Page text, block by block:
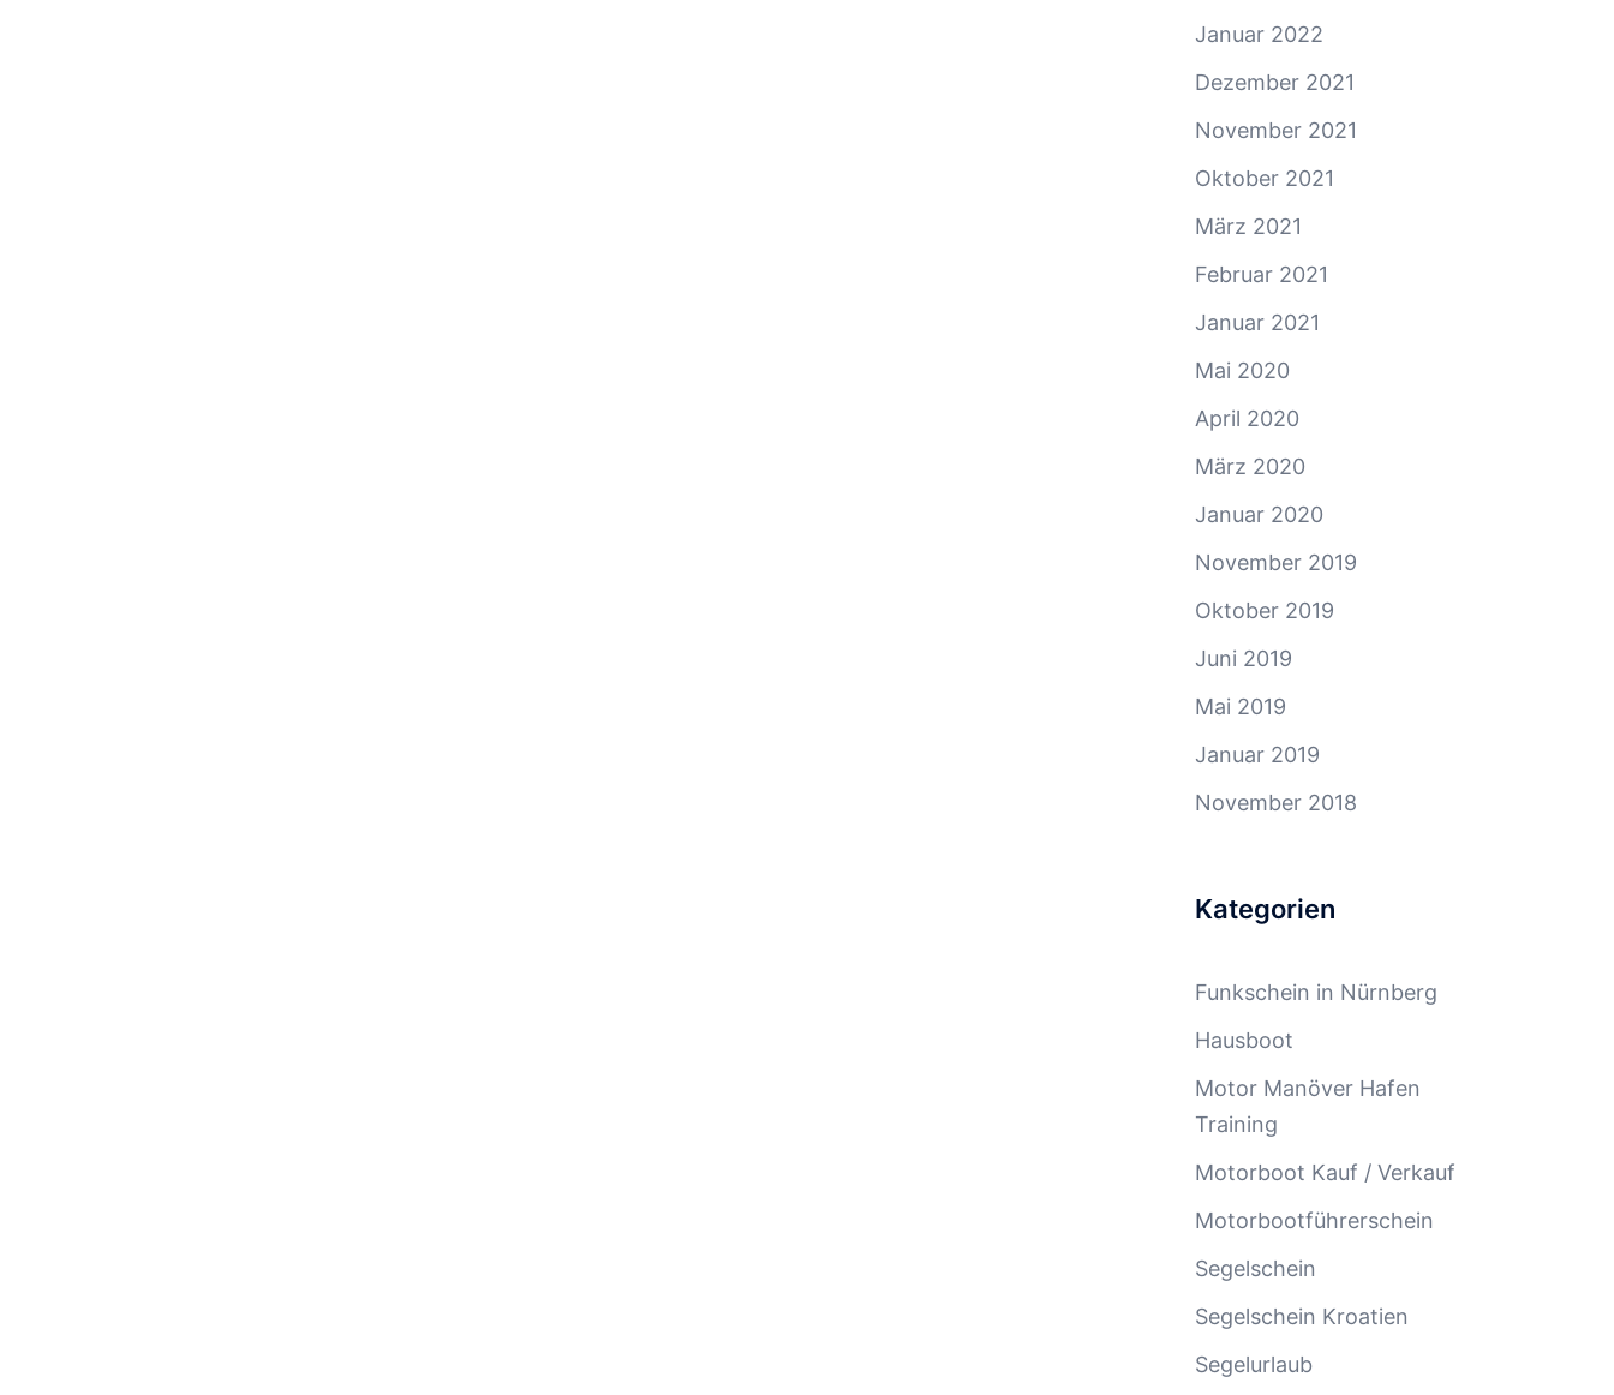
Januar 2022
Dezember 2021
November 2021
Oktober 2021
März 2021
Februar 2021
Januar 2021
Mai 2020
April 2020
März 2020
Januar 2020
November 2019
Oktober 2019
Juni 2019
Mai 2019
Januar 2019
November 2018
Kategorien
Funkschein in Nürnberg
Hausboot
Motor Manöver Hafen
Training
Motorboot Kauf / Verkauf
Motorbootführerschein
Segelschein
Segelschein Kroatien
Segelurlaub